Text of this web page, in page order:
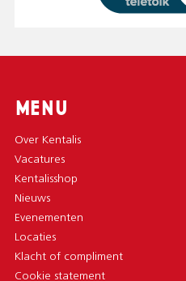
MENU
Over Kentalis
Vacatures
Kentalisshop
Nieuws
Evenementen
Locaties
Klacht of compliment
Cookie statement